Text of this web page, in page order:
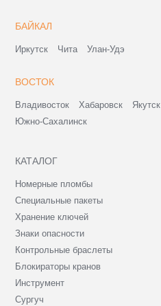
БАЙКАЛ
Иркутск Чита Улан-Удэ
ВОСТОК
Владивосток Хабаровск Якутск
Южно-Сахалинск
КАТАЛОГ
Номерные пломбы
Специальные пакеты
Хранение ключей
Знаки опасности
Контрольные браслеты
Блокираторы кранов
Инструмент
Сургуч